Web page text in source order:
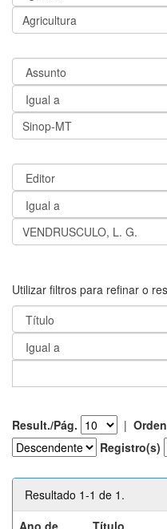
Utilizar filtros para refinar o
Result./Pág. |
Registro(s)
Resultado 1-1 de 1.
Ano de
Título